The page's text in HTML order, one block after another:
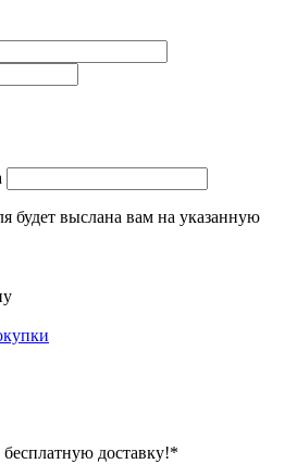
будет выслана вам на указанную
бесплатную доставку!*